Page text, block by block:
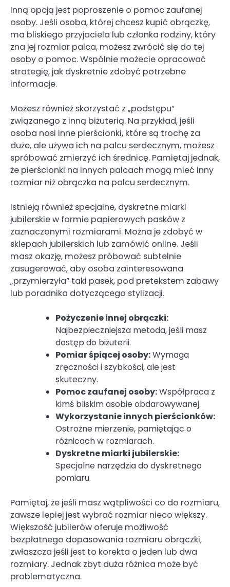
Inną opcją jest poproszenie o pomoc zaufanej
osoby. Jeśli osoba, której chcesz kupić obrączkę,
ma bliskiego przyjaciela lub członka rodziny, który
zna jej rozmiar palca, możesz zwrócić się do tej
osoby o pomoc. Wspólnie możecie opracować
strategię, jak dyskretnie zdobyć potrzebne
informacje.
Możesz również skorzystać z „podstępu”
związanego z inną biżuterią. Na przykład, jeśli
osoba nosi inne pierścionki, które są trochę za
duże, ale używa ich na palcu serdecznym, możesz
spróbować zmierzyć ich średnicę. Pamiętaj jednak,
że pierścionki na innych palcach mogą mieć inny
rozmiar niż obrączka na palcu serdecznym.
Istnieją również specjalne, dyskretne miarki
jubilerskie w formie papierowych pasków z
zaznaczonymi rozmiarami. Można je zdobyć w
sklepach jubilerskich lub zamówić online. Jeśli
masz okazję, możesz próbować subtelnie
zasugerować, aby osoba zainteresowana
„przymierzyła” taki pasek, pod pretekstem zabawy
lub poradnika dotyczącego stylizacji.
Pożyczenie innej obrączki:
Najbezpieczniejsza metoda, jeśli masz
dostęp do biżuterii.
Pomiar śpiącej osoby:Wymaga
zręczności i szybkości, ale jest
skuteczny.
Pomoc zaufanej osoby:Współpraca z
kimś bliskim osobie obdarowywanej.
Wykorzystanie innych pierścionków:
Ostrożne mierzenie, pamiętając o
różnicach w rozmiarach.
Dyskretne miarki jubilerskie:
Specjalne narzędzia do dyskretnego
pomiaru.
Pamiętaj, że jeśli masz wątpliwości co do rozmiaru,
zawsze lepiej jest wybrać rozmiar nieco większy.
Większość jubilerów oferuje możliwość
bezpłatnego dopasowania rozmiaru obrączki,
zwłaszcza jeśli jest to korekta o jeden lub dwa
rozmiary. Jednak zbyt duża różnica może być
problematyczna.